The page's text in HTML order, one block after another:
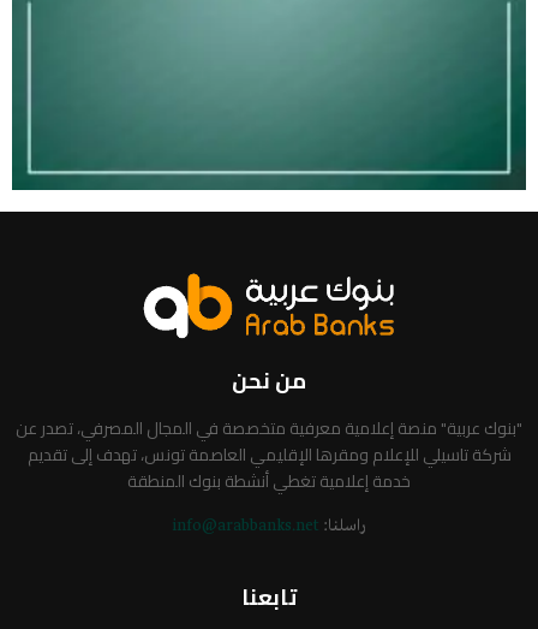
من نحن
"بنوك عربية" منصة إعلامية معرفية متخصصة في المجال المصرفي، تصدر عن
شركة تاسيلي للإعلام ومقرها الإقليمي العاصمة تونس، تهدف إلى تقديم
خدمة إعلامية تغطي أنشطة بنوك المنطقة
راسلنا: info@arabbanks.net
تابعنا